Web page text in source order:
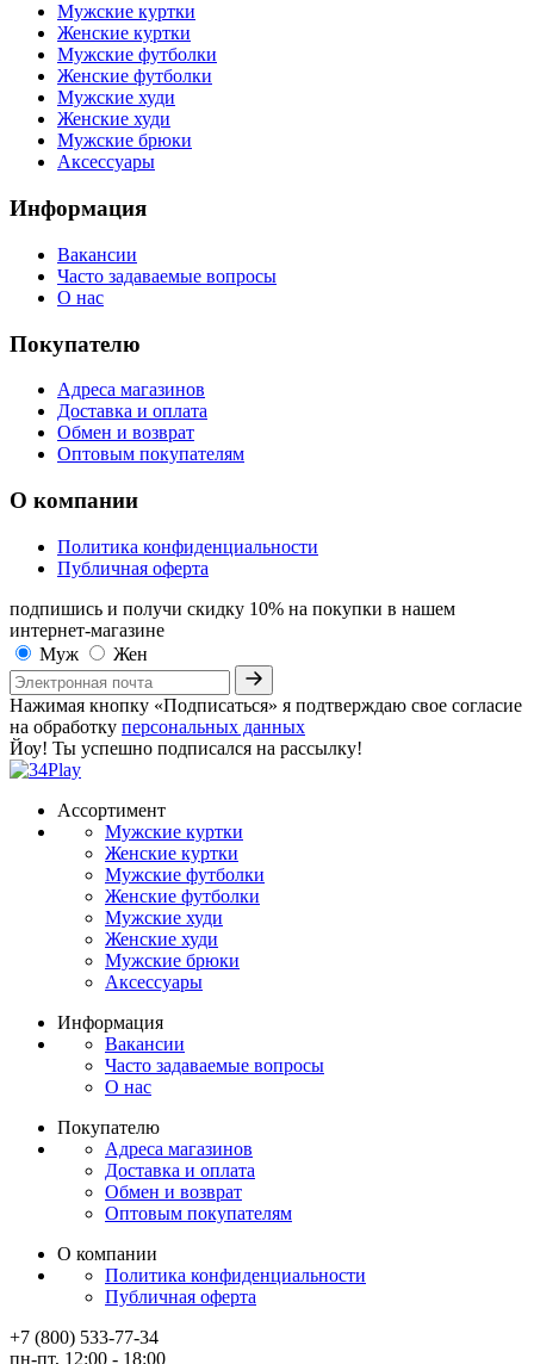
Мужские куртки
Женские куртки
Мужские футболки
Женские футболки
Мужские худи
Женские худи
Мужские брюки
Аксессуары
Информация
Вакансии
Часто задаваемые вопросы
О нас
Покупателю
Адреса магазинов
Доставка и оплата
Обмен и возврат
Оптовым покупателям
О компании
Политика конфиденциальности
Публичная оферта
подпишись и получи скидку 10% на покупки в нашем
интернет-магазине
Муж
Жен
Нажимая кнопку «Подписаться» я подтверждаю свое согласие
на обработку персональных данных
Йоу! Ты успешно подписался на рассылку!
Ассортимент
Мужские куртки
Женские куртки
Мужские футболки
Женские футболки
Мужские худи
Женские худи
Мужские брюки
Аксессуары
Информация
Вакансии
Часто задаваемые вопросы
О нас
Покупателю
Адреса магазинов
Доставка и оплата
Обмен и возврат
Оптовым покупателям
О компании
Политика конфиденциальности
Публичная оферта
+7 (800) 533-77-34
пн-пт, 12:00 - 18:00